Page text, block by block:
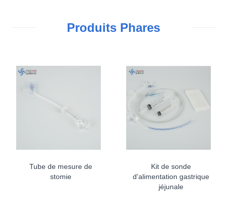
Produits Phares
Tube de mesure de
stomie
Kit de sonde
d'alimentation gastrique
jéjunale